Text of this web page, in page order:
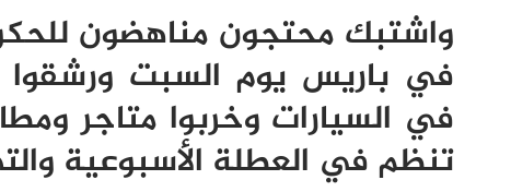
واشتبك محتجون مناهضون
في باريس يوم السبت ورشقوا
في السيارات وخربوا متاجر
تنظم في العطلة الأسبوعية